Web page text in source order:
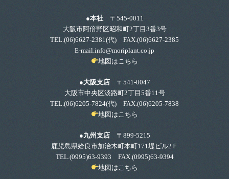
●本社〒545-0011
大阪市阿倍野区昭和町2丁目3番3号
TEL.(06)6627-2381(代) FAX.(06)6627-2385
E-mail.info@moriplant.co.jp
地図はこちら
●大阪支店〒541-0047
大阪市中央区淡路町2丁目5番11号
TEL.(06)6205-7824(代) FAX.(06)6205-7838
地図はこちら
●九州支店〒899-5215
鹿児島県姶良市加治木町本町171堤ビル2Ｆ
TEL.(0995)63-9393 FAX.(0995)63-9394
地図はこちら